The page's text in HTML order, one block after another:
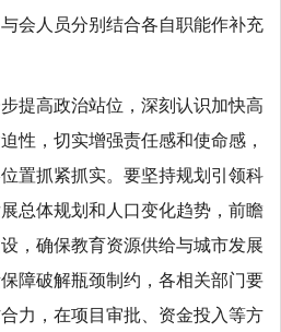
会人员分别结合各自职能作补充
提高政治站位，深刻认识加快高
性，切实增强责任感和使命感，
置抓紧抓实。要坚持规划引领科
总体规划和人口变化趋势，前瞻
，确保教育资源供给与城市发展
障破解瓶颈制约，各相关部门要
力，在项目审批、资金投入等方